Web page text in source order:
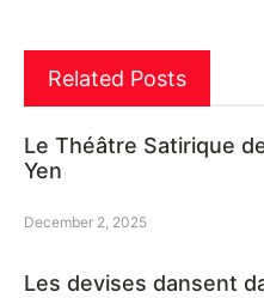
Related Posts
Le Théâtre Satirique
Yen
December 2, 2025
Les devises dansent